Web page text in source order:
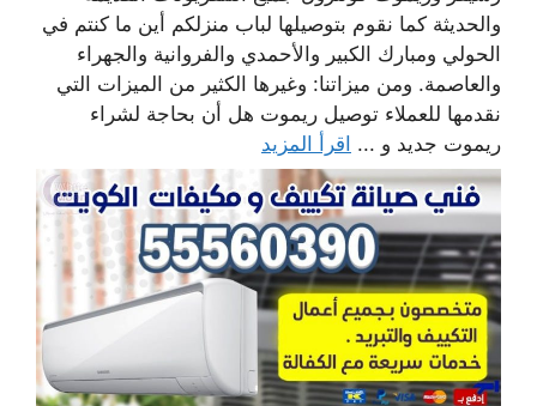
والحديثة كما نقوم بتوصيلها لباب منزلكم أين ما كنتم في
الحولي ومبارك الكبير والأحمدي والفروانية والجهراء
والعاصمة. ومن ميزاتنا: وغيرها الكثير من الميزات التي
نقدمها للعملاء توصيل ريموت هل أن بحاجة لشراء
ريموت جديد و ... اقرأ المزيد